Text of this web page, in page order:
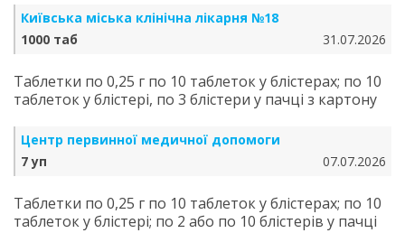
Київська міська клінічна лікарня №18
1000 таб
31.07.2026
Таблетки по 0,25 г по 10 таблеток у блістерах; по 10
таблеток у блістері, по 3 блістери у пачці з картону
Центр первинної медичної допомоги
7 уп
07.07.2026
Таблетки по 0,25 г по 10 таблеток у блістерах; по 10
таблеток у блістері; по 2 або по 10 блістерів у пачці